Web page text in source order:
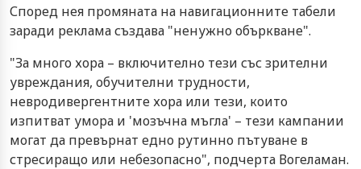
Според нея промяната на навигационните табели
заради реклама създава "ненужно объркване".
"За много хора – включително тези със зрителни
увреждания, обучителни трудности,
невродивергентните хора или тези, които
изпитват умора и 'мозъчна мъгла' – тези кампании
могат да превърнат едно рутинно пътуване в
стресиращо или небезопасно", подчерта Вогеламан.